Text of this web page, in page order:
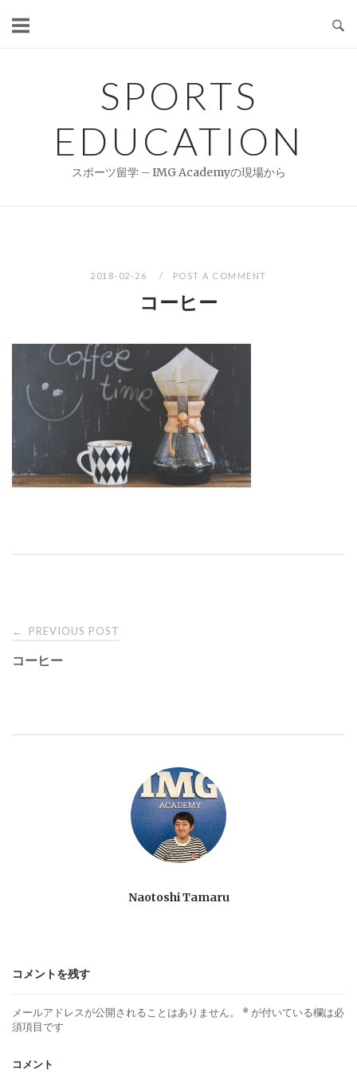
SPORTS
EDUCATION
スポーツ留学 – IMG Academyの現場から
2018-02-26 POST A COMMENT
コーヒー
g
a
t
← PREVIOUS POST
コーヒー
Naotoshi Tamaru
コメントを残す
メールアドレスが公開されることはありません。 * が付いている欄は必
須項目です
コメント